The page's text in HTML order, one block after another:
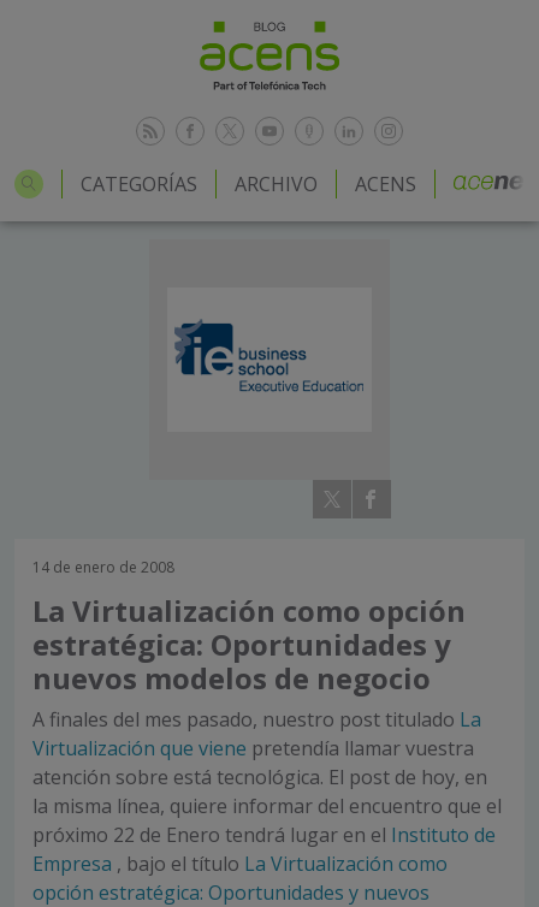
CATEGORÍAS ARCHIVO ACENS
14 de enero de 2008
La Virtualización como opción
estratégica: Oportunidades y
nuevos modelos de negocio
A finales del mes pasado, nuestro post titulado La
Virtualización que viene pretendía llamar vuestra
atención sobre está tecnológica. El post de hoy, en
la misma línea, quiere informar del encuentro que el
próximo 22 de Enero tendrá lugar en el Instituto de
Empresa , bajo el título La Virtualización como
opción estratégica: Oportunidades y nuevos